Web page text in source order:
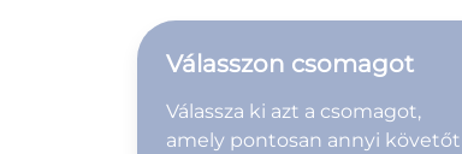
Válasszon csomagot
Válassza ki azt a csomagot,
amely pontosan annyi követőt